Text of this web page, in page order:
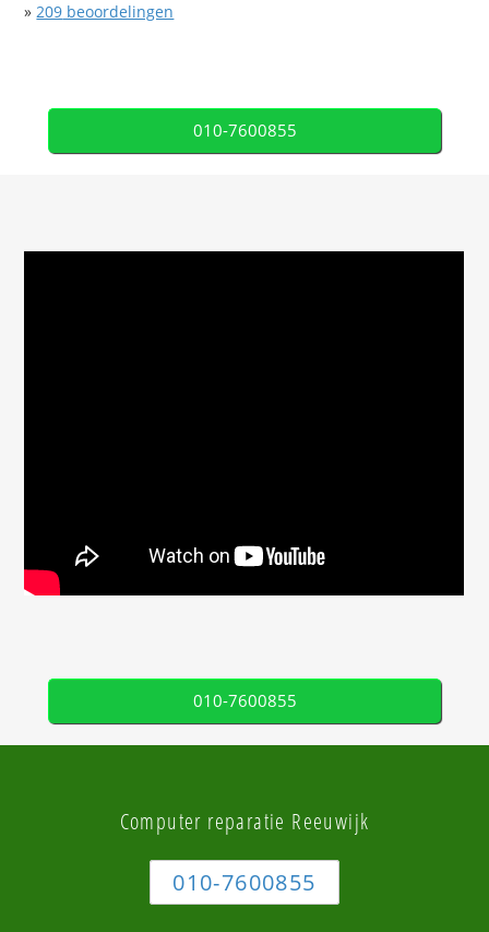
»209 beoordelingen
010-7600855
010-7600855
Computer reparatie Reeuwijk
010-7600855